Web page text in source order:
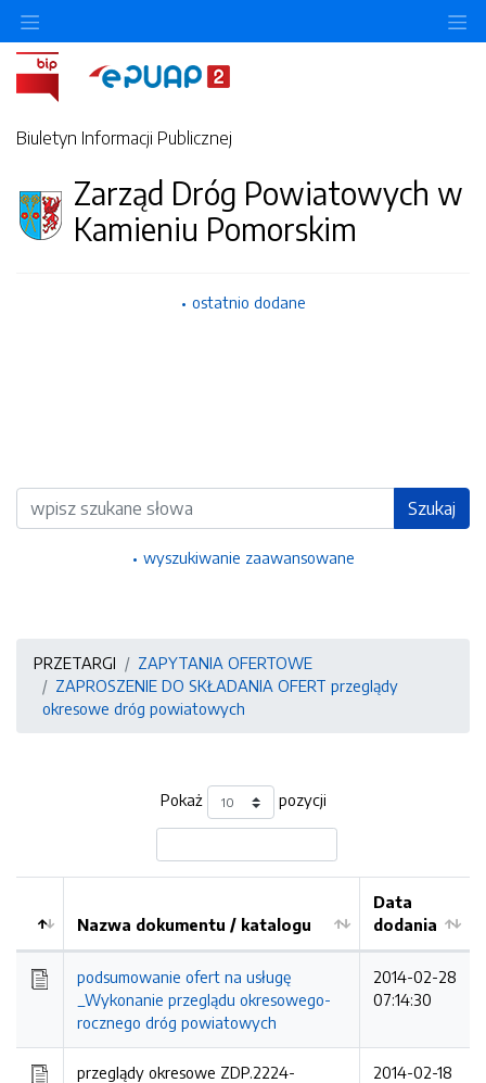
Biuletyn Informacji Publicznej
Zarząd Dróg Powiatowych w
Kamieniu Pomorskim
ostatnio dodane
Wyszukiwarka Szukaj
wyszukiwanie zaawansowane
PRZETARGI
ZAPYTANIA OFERTOWE
ZAPROSZENIE DO SKŁADANIA OFERT przeglądy
okresowe dróg powiatowych
Pokaż pozycji
Kolejność
Nazwa dokumentu / katalogu
Data
dodania
podsumowanie ofert na usługę
_Wykonanie przeglądu okresowego-
rocznego dróg powiatowych
2014-02-28
07:14:30
przeglądy okresowe ZDP.2224-
2014-02-18